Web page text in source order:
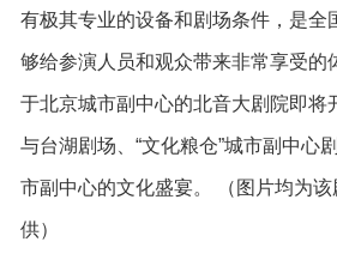
有极其专业的设备和剧场条件，是全
够给参演人员和观众带来非常享受的
于北京城市副中心的北音大剧院即将
与台湖剧场、“文化粮仓”城市副中心
市副中心的文化盛宴。 （图片均为
供）